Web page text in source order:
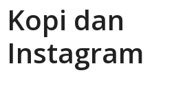
dan
Instagram